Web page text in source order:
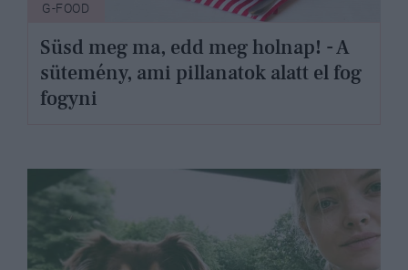
G-FOOD
Süsd meg ma, edd meg holnap! - A
sütemény, ami pillanatok alatt el fog
fogyni